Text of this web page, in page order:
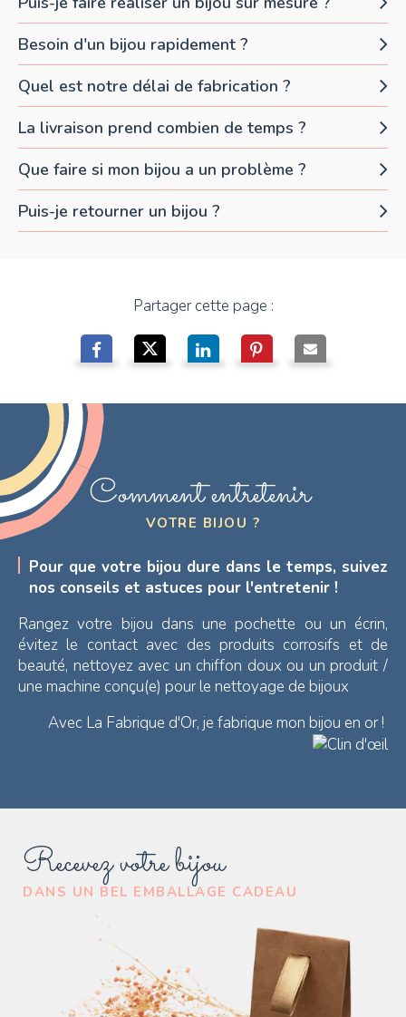
Besoin d'un bijou rapidement ?
Quel est notre délai de fabrication ?
La livraison prend combien de temps ?
Que faire si mon bijou a un problème ?
Puis-je retourner un bijou ?
Partager cette page :
Recevez votre bijou
DANS UN BEL EMBALLAGE CADEAU
Comment entretenir
VOTRE BIJOU ?
Pour que votre bijou dure dans le temps, suivez
nos conseils et astuces pour l'entretenir !
Rangez votre bijou dans une pochette ou un écrin,
évitez le contact avec des produits corrosifs et de
beauté, nettoyez avec un chiffon doux ou un produit /
une machine conçu(e) pour le nettoyage de bijoux
Avec La Fabrique d'Or, je fabrique mon bijou en or !